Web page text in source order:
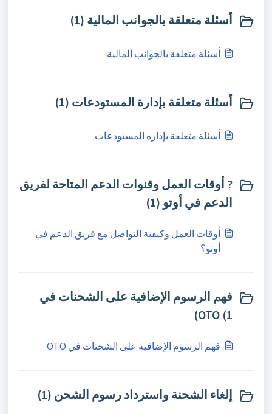
أسئلة متعلقة بالجوانب المالية (1)
أسئلة متعلقة بالجوانب المالية
أسئلة متعلقة بإدارة المستودعات (1)
أسئلة متعلقة بإدارة المستودعات
? أوقات العمل وقنوات الدعم المتاحة لفريق
الدعم في أوتو (1)
أوقات العمل وكيفية التواصل مع فريق الدعم في
أوتو؟
فهم الرسوم الإضافية على الشحنات في
OTO (1)
فهم الرسوم الإضافية على الشحنات في OTO
إلغاء الشحنة واسترداد رسوم الشحن (1)